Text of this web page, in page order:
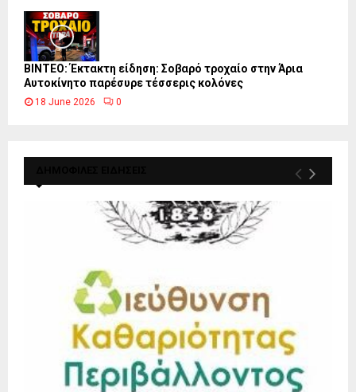
ΒΙΝΤΕΟ: Έκτακτη είδηση: Σοβαρό τροχαίο στην Άρια
Αυτοκίνητο παρέσυρε τέσσερις κολόνες
18 June 2026 0